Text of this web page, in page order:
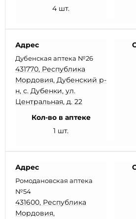
4 шт.
Адрес
Дубенская аптека №26
431770, Республика
Мордовия, Дубенский р-
н, с. Дубенки, ул.
Центральная, д. 22
Кол-во в аптеке
1 шт.
Адрес
Ромодановская аптека
№54
431600, Республика
Мордовия,